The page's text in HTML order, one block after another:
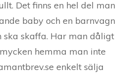
Det finns en hel del man
baby och en barnvagn
skaffa. Har man dåligt
hemma man inte
enkelt sälja